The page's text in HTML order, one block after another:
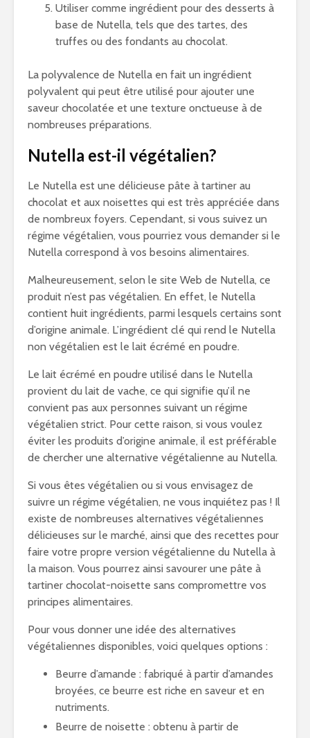
Utiliser comme ingrédient pour des desserts à
base de Nutella, tels que des tartes, des
truffes ou des fondants au chocolat.
La polyvalence de Nutella en fait un ingrédient
polyvalent qui peut être utilisé pour ajouter une
saveur chocolatée et une texture onctueuse à de
nombreuses préparations.
Nutella est-il végétalien?
Le Nutella est une délicieuse pâte à tartiner au
chocolat et aux noisettes qui est très appréciée dans
de nombreux foyers. Cependant, si vous suivez un
régime végétalien, vous pourriez vous demander si le
Nutella correspond à vos besoins alimentaires.
Malheureusement, selon le site Web de Nutella, ce
produit n’est pas végétalien. En effet, le Nutella
contient huit ingrédients, parmi lesquels certains sont
d’origine animale. L’ingrédient clé qui rend le Nutella
non végétalien est le lait écrémé en poudre.
Le lait écrémé en poudre utilisé dans le Nutella
provient du lait de vache, ce qui signifie qu’il ne
convient pas aux personnes suivant un régime
végétalien strict. Pour cette raison, si vous voulez
éviter les produits d’origine animale, il est préférable
de chercher une alternative végétalienne au Nutella.
Si vous êtes végétalien ou si vous envisagez de
suivre un régime végétalien, ne vous inquiétez pas ! Il
existe de nombreuses alternatives végétaliennes
délicieuses sur le marché, ainsi que des recettes pour
faire votre propre version végétalienne du Nutella à
la maison. Vous pourrez ainsi savourer une pâte à
tartiner chocolat-noisette sans compromettre vos
principes alimentaires.
Pour vous donner une idée des alternatives
végétaliennes disponibles, voici quelques options :
Beurre d’amande : fabriqué à partir d’amandes
broyées, ce beurre est riche en saveur et en
nutriments.
Beurre de noisette : obtenu à partir de